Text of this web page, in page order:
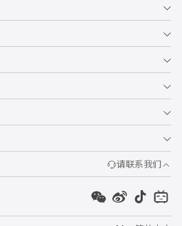
请联系我们